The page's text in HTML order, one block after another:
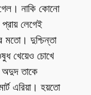
গেল। নাকি কোনো
লেগেই
মতো। দুশ্চিন্তা
খেয়েও চোখে
অদুদ তাকে
এরিয়া। হয়তো